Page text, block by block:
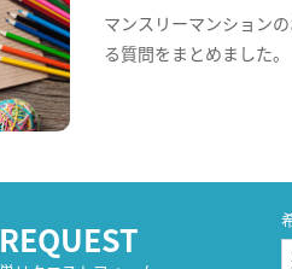
マンスリーマンション
る質問をまとめました。
REQUEST